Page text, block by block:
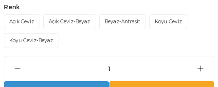
Renk
Açık Ceviz Açık Ceviz-Beyaz Beyaz-Antrasit Koyu Ceviz
Koyu Ceviz-Beyaz